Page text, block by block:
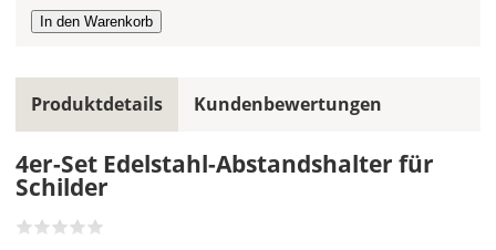
Produktdetails
4er-Set Edelstahl-Abstandshalter für
Schilder
Kundenbewertungen